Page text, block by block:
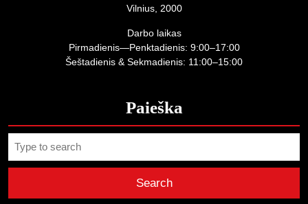
Vilnius, 2000
Darbo laikas
Pirmadienis—Penktadienis: 9:00–17:00
Šeštadienis & Sekmadienis: 11:00–15:00
Paieška
for: